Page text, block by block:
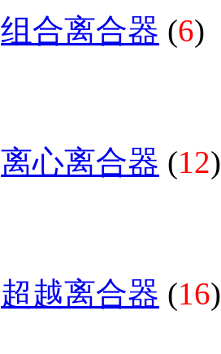
组合离合器 (6)
离心离合器 (12)
超越离合器 (16)